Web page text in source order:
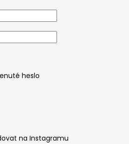
heslo
na Instagramu